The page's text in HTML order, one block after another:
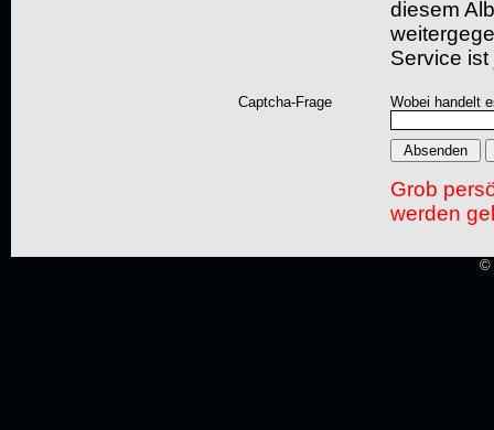
diesem
Service
Captcha-Frage Wobei handelt
Grob
werden
©